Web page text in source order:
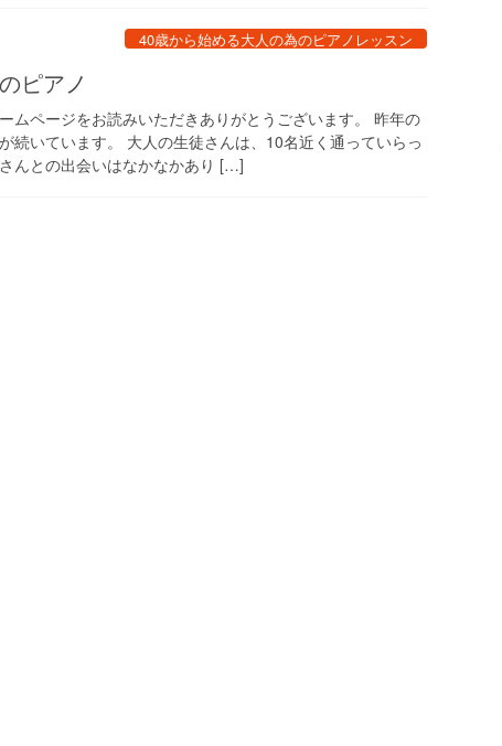
40歳から始める大人の為のピアノレッスン
ピアノ
ムページをお読みいただきありがとうございます。 昨年の
続いています。 大人の生徒さんは、10名近く通っていらっ
んとの出会いはなかなかあり […]